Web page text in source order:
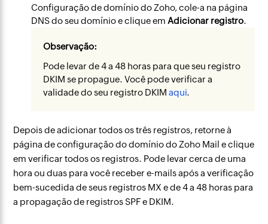
Configuração de domínio do Zoho, cole-a na página
DNS do seu domínio e clique emAdicionar registro.
Observação:
Pode levar de 4 a 48 horas para que seu registro
DKIM se propague. Você pode verificar a
validade do seu registro DKIMaqui.
Depois de adicionar todos os três registros, retorne à
página de configuração do domínio do Zoho Mail e clique
em verificar todos os registros. Pode levar cerca de uma
hora ou duas para você receber e-mails após a verificação
bem-sucedida de seus registros MX e de 4 a 48 horas para
a propagação de registros SPF e DKIM.